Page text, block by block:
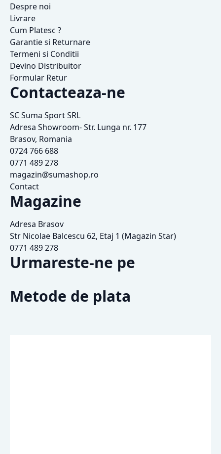
Despre noi
Livrare
Cum Platesc ?
Garantie si Returnare
Termeni si Conditii
Devino Distribuitor
Formular Retur
Contacteaza-ne
SC Suma Sport SRL
Adresa Showroom- Str. Lunga nr. 177
Brasov, Romania
0724 766 688
0771 489 278
magazin@sumashop.ro
Contact
Magazine
Adresa Brasov
Str Nicolae Balcescu 62, Etaj 1 (Magazin Star)
0771 489 278
Urmareste-ne pe
Metode de plata